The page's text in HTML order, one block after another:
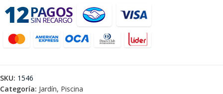
SKU: 1546
Categoría: Jardín, Piscina